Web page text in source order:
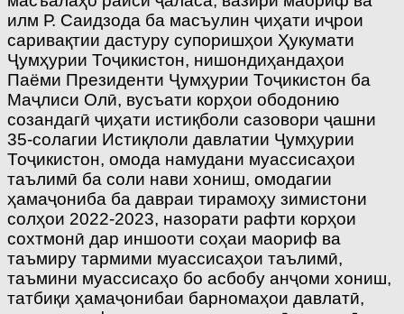
илм Р. Саидзода ба масъулин ҷиҳати иҷрои
саривақтии дастуру супоришҳои Ҳукумати
Ҷумҳурии Тоҷикистон, нишондиҳандаҳои
Паёми Президенти Ҷумҳурии Тоҷикистон ба
Маҷлиси Олӣ, вусъати корҳои ободонию
созандагӣ ҷиҳати истиқболи сазовори ҷашни
35-солагии Истиқлоли давлатии Ҷумҳурии
Тоҷикистон, омода намудани муассисаҳои
таълимӣ ба соли нави хониш, омодагии
ҳамаҷониба ба давраи тирамоҳу зимистони
солҳои 2022-2023, назорати рафти корҳои
сохтмонӣ дар иншооти соҳаи маориф ва
таъмиру тармими муассисаҳои таълимӣ,
таъмини муассисаҳо бо асбобу анҷоми хониш,
татбиқи ҳамаҷонибаи барномаҳои давлатӣ,